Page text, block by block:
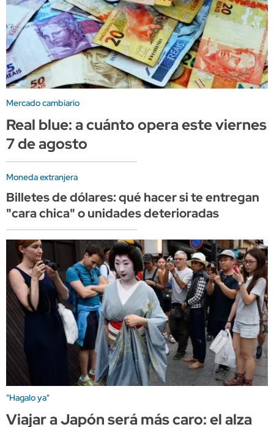
Mercado cambiario
Real blue: a cuánto opera este viernes
7 de agosto
Moneda extranjera
Billetes de dólares: qué hacer si te entregan
"cara chica" o unidades deterioradas
"Hagalo ya"
Viajar a Japón será más caro: el alza